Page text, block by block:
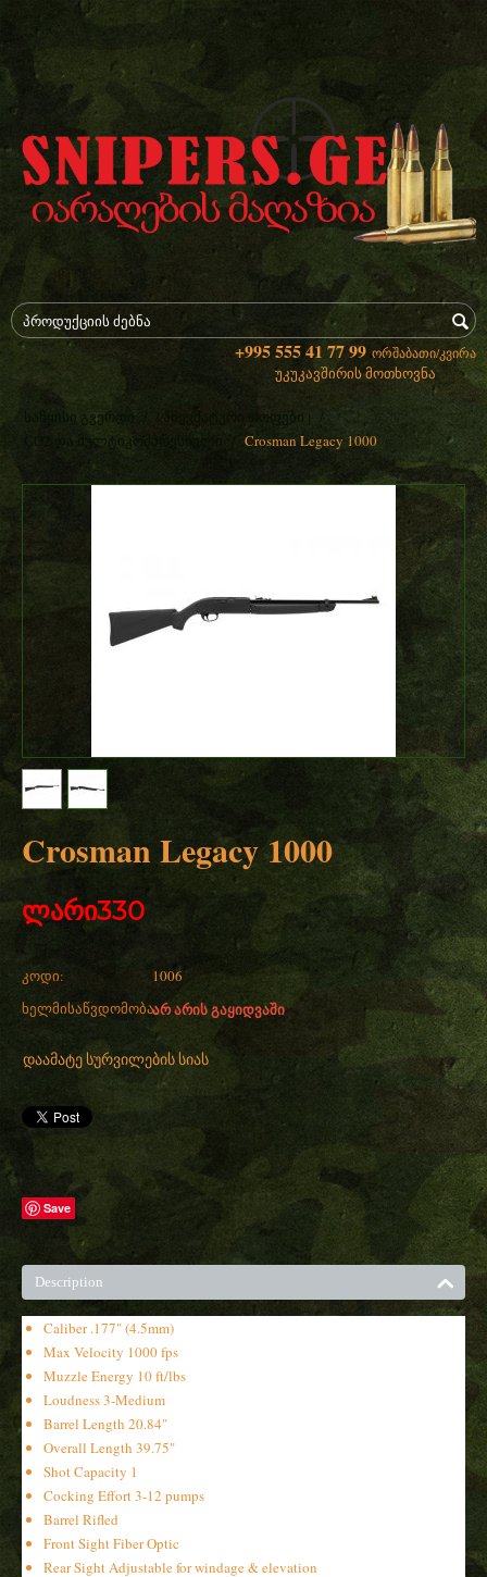
+995 555 41 77 99 ორშაბათი/კვირა
უკუკავშირის მოთხოვნა
საწყისი გვერდი | პნევმატური თოფები |
CO2 და მულტიკომპრესიული Crosman Legacy 1000
Crosman Legacy 1000
ლარი330
კოდი:
1006
ხელმისაწვდომობა:არ არის გაყიდვაში
დაამატე სურვილების სიას
Save
Description
Caliber .177" (4.5mm)
Max Velocity 1000 fps
Muzzle Energy 10 ft/lbs
Loudness 3-Medium
Barrel Length 20.84"
Overall Length 39.75"
Shot Capacity 1
Cocking Effort 3-12 pumps
Barrel Rifled
Front Sight Fiber Optic
Rear Sight Adjustable for windage & elevation